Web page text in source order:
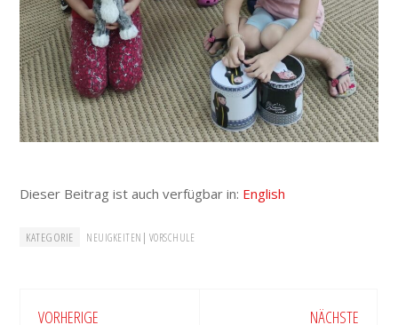
Dieser Beitrag ist auch verfügbar in: English
KATEGORIE NEUIGKEITEN | VORSCHULE
VORHERIGE NÄCHSTE